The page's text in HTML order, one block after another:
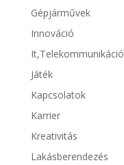
Gépjárművek
Innováció
It,Telekommunikáció
Játék
Kapcsolatok
Karrier
Kreativitás
Lakásberendezés